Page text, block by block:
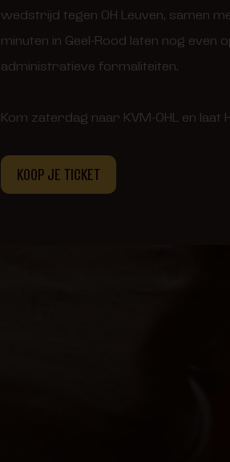
wedstrijd tegen OH Leuven, samen
minuten in Geel-Rood laten nog even
administratieve formaliteiten.
Kom zaterdag naar KVM-OHL en laat
KOOP JE TICKET